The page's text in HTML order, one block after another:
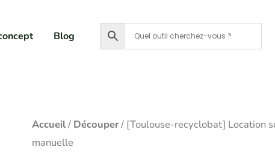
Blog
Accueil/ Découper/ [Toulouse-recyclobat] Location
manuelle